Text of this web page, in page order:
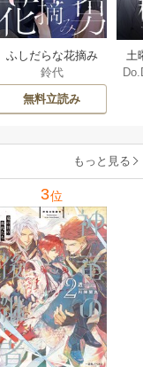
ふしだらな花摘み
男 20巻
鈴代
無料立読み
土
上
もっと見る
3位